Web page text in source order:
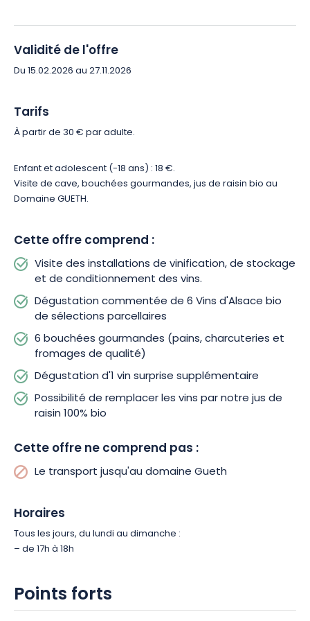
Validité de l'offre
Du 15.02.2026 au 27.11.2026
Tarifs
À partir de 30 € par adulte.
Enfant et adolescent (-18 ans) : 18 €.
Visite de cave, bouchées gourmandes, jus de raisin bio au
Domaine GUETH.
Cette offre comprend :
Visite des installations de vinification, de stockage
et de conditionnement des vins.
Dégustation commentée de 6 Vins d'Alsace bio
de sélections parcellaires
6 bouchées gourmandes (pains, charcuteries et
fromages de qualité)
Dégustation d'1 vin surprise supplémentaire
Possibilité de remplacer les vins par notre jus de
raisin 100% bio
Cette offre ne comprend pas :
Le transport jusqu'au domaine Gueth
Horaires
Tous les jours, du lundi au dimanche :
– de 17h à 18h
Points forts